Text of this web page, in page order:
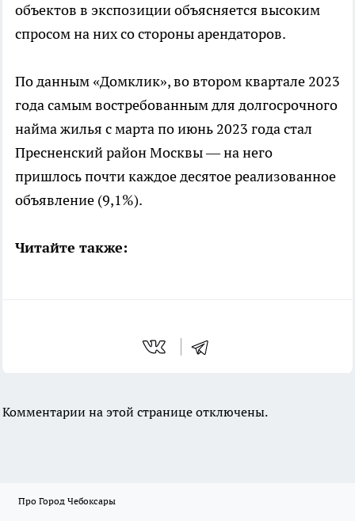
объектов в экспозиции объясняется высоким
спросом на них со стороны арендаторов.
По данным «Домклик», во втором квартале 2023
года самым востребованным для долгосрочного
найма жилья с марта по июнь 2023 года стал
Пресненский район Москвы — на него
пришлось почти каждое десятое реализованное
объявление (9,1%).
Читайте также:
Комментарии на этой странице отключены.
Про Город Чебоксары